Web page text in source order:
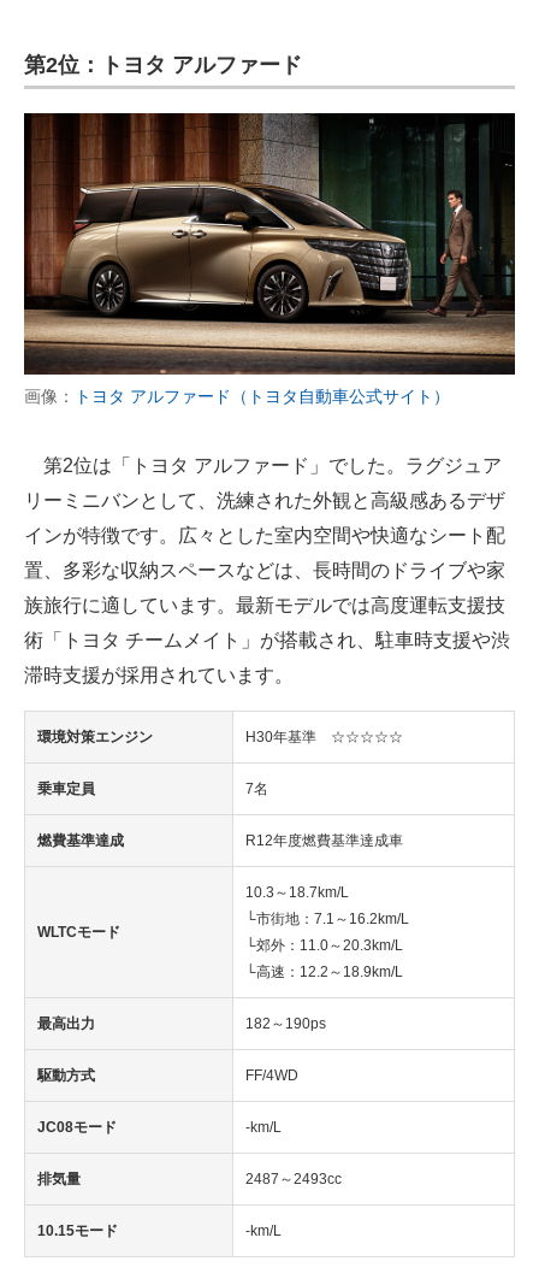
ちょっと気になるネットの話題
第2位：トヨタ アルファード
画像： トヨタ アルファード（トヨタ自動車公式サイト）
第2位は「トヨタ アルファード」でした。ラグジュア
リーミニバンとして、洗練された外観と高級感あるデザ
インが特徴です。広々とした室内空間や快適なシート配
置、多彩な収納スペースなどは、長時間のドライブや家
族旅行に適しています。最新モデルでは高度運転支援技
術「トヨタ チームメイト」が搭載され、駐車時支援や渋
滞時支援が採用されています。
環境対策エンジン H30年基準 ☆☆☆☆☆
乗車定員 7名
燃費基準達成 R12年度燃費基準達成車
WLTCモード
10.3～18.7km/L
└市街地：7.1～16.2km/L
└郊外：11.0～20.3km/L
└高速：12.2～18.9km/L
最高出力 182～190ps
駆動方式 FF/4WD
JC08モード -km/L
排気量 2487～2493cc
10.15モード -km/L